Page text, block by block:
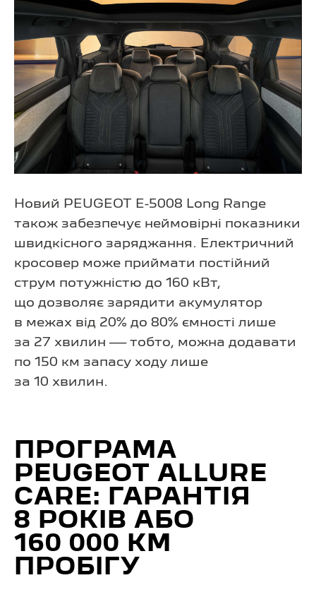
Новий PEUGEOT E-5008 Long Range
також забезпечує неймовірні показники
швидкісного заряджання. Електричний
кросовер може приймати постійний
струм потужністю до 160 кВт,
що дозволяє зарядити акумулятор
в межах від 20% до 80% ємності лише
за 27 хвилин — тобто, можна додавати
по 150 км запасу ходу лише
за 10 хвилин.
ПРОГРАМА
PEUGEOT ALLURE
CARE: ГАРАНТІЯ
8 РОКІВ АБО
160 000 КМ
ПРОБІГУ